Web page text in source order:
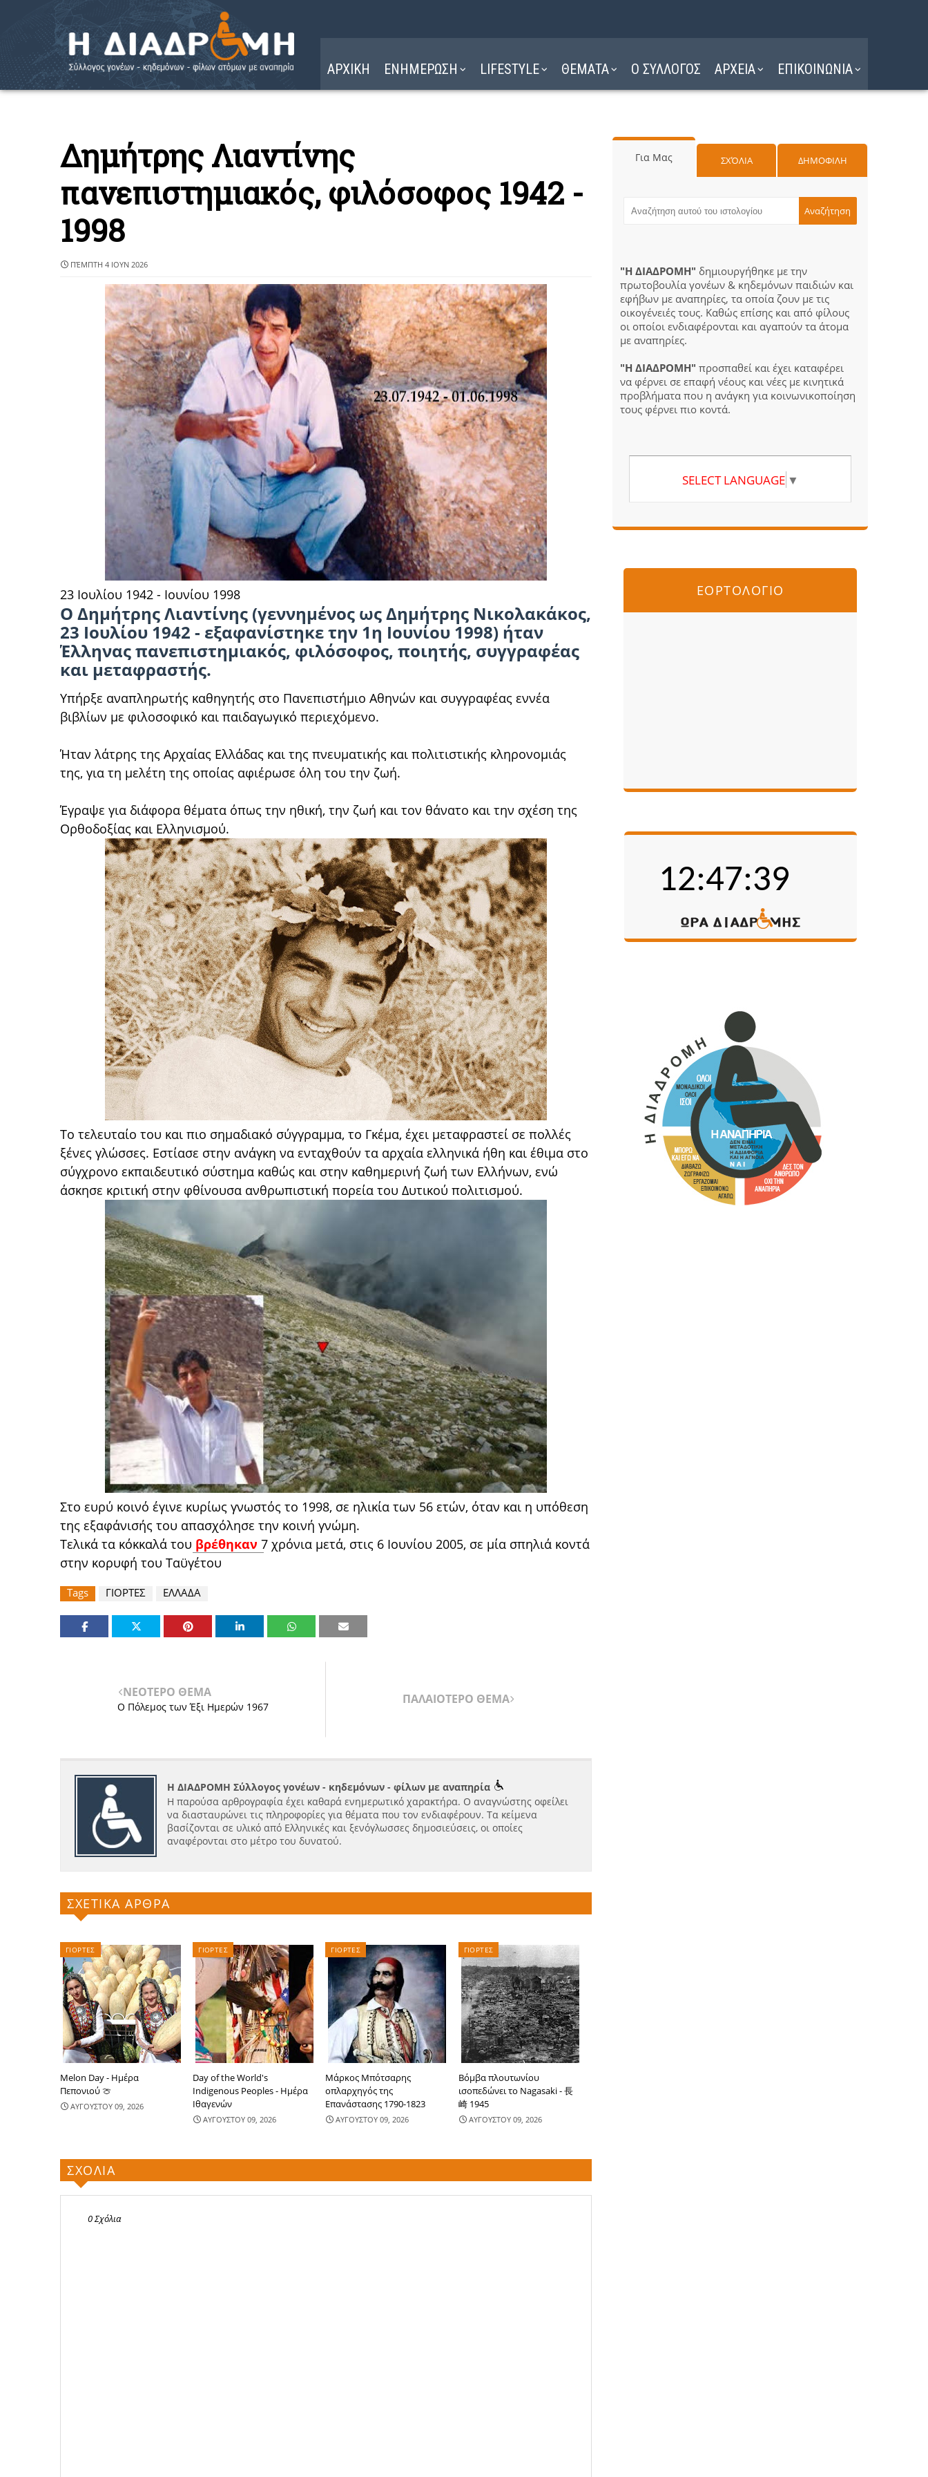
ΑΡΧΙΚΗ ΕΝΗΜΕΡΩΣΗ LIFESTYLE ΘΕΜΑΤΑ Ο ΣΥΛΛΟΓΟΣ ΑΡΧΕΙΑ ΕΠΙΚΟΙΝΩΝΙΑ
Δημήτρης Λιαντίνης
πανεπιστημιακός, φιλόσοφος 1942 -
1998
ΠΈΜΠΤΗ 4 ΙΟΥΝ 2026
23 Ιουλίου 1942 - Ιουνίου 1998
Ο Δημήτρης Λιαντίνης (γεννημένος ως Δημήτρης Νικολακάκος,
23 Ιουλίου 1942 - εξαφανίστηκε την 1η Ιουνίου 1998) ήταν
Έλληνας πανεπιστημιακός, φιλόσοφος, ποιητής, συγγραφέας
και μεταφραστής.
Υπήρξε αναπληρωτής καθηγητής στο Πανεπιστήμιο Αθηνών και συγγραφέας εννέα
βιβλίων με φιλοσοφικό και παιδαγωγικό περιεχόμενο.
Ήταν λάτρης της Αρχαίας Ελλάδας και της πνευματικής και πολιτιστικής κληρονομιάς
της, για τη μελέτη της οποίας αφιέρωσε όλη του την ζωή.
Έγραψε για διάφορα θέματα όπως την ηθική, την ζωή και τον θάνατο και την σχέση της
Ορθοδοξίας και Ελληνισμού.
Το τελευταίο του και πιο σημαδιακό σύγγραμμα, το Γκέμα, έχει μεταφραστεί σε πολλές
ξένες γλώσσες. Εστίασε στην ανάγκη να ενταχθούν τα αρχαία ελληνικά ήθη και έθιμα στο
σύγχρονο εκπαιδευτικό σύστημα καθώς και στην καθημερινή ζωή των Ελλήνων, ενώ
άσκησε κριτική στην φθίνουσα ανθρωπιστική πορεία του Δυτικού πολιτισμού.
Στο ευρύ κοινό έγινε κυρίως γνωστός το 1998, σε ηλικία των 56 ετών, όταν και η υπόθεση
της εξαφάνισής του απασχόλησε την κοινή γνώμη.
Τελικά τα κόκκαλά του βρέθηκαν 7 χρόνια μετά, στις 6 Ιουνίου 2005, σε μία σπηλιά κοντά
στην κορυφή του Ταϋγέτου
Tags ΓΙΟΡΤΕΣ ΕΛΛΑΔΑ
ΝΕΟΤΕΡΟ ΘΕΜΑ
Ο Πόλεμος των Έξι Ημερών 1967
ΠΑΛΑΙΟΤΕΡΟ ΘΕΜΑ
Η ΔΙΑΔΡΟΜΗ Σύλλογος γονέων - κηδεμόνων - φίλων με αναπηρία
Η παρούσα αρθρογραφία έχει καθαρά ενημερωτικό χαρακτήρα. Ο αναγνώστης οφείλει
να διασταυρώνει τις πληροφορίες για θέματα που τον ενδιαφέρουν. Τα κείμενα
βασίζονται σε υλικό από Ελληνικές και ξενόγλωσσες δημοσιεύσεις, οι οποίες
αναφέρονται στο μέτρο του δυνατού.
ΣΧΕΤΙΚΑ ΑΡΘΡΑ
ΓΙΟΡΤΕΣ
Melon Day - Ημέρα
Πεπονιού 🍈
ΑΥΓΟΥΣΤΟΥ 09, 2026
ΓΙΟΡΤΕΣ
Day of the World's
Indigenous Peoples - Ημέρα
Ιθαγενών
ΑΥΓΟΥΣΤΟΥ 09, 2026
ΓΙΟΡΤΕΣ
Μάρκος Μπότσαρης
οπλαρχηγός της
Επανάστασης 1790-1823
ΑΥΓΟΥΣΤΟΥ 09, 2026
ΓΙΟΡΤΕΣ
Βόμβα πλουτωνίου
ισοπεδώνει το Nagasaki - 長
崎 1945
ΑΥΓΟΥΣΤΟΥ 09, 2026
ΣΧΟΛΙΑ
0 Σχόλια
Για Μας ΣΧΌΛΙΑ ΔΗΜΟΦΙΛΗ
"Η ΔΙΑΔΡΟΜΗ" δημιουργήθηκε με την
πρωτοβουλία γονέων & κηδεμόνων παιδιών και
εφήβων με αναπηρίες, τα οποία ζουν με τις
οικογένειές τους. Καθώς επίσης και από φίλους
οι οποίοι ενδιαφέρονται και αγαπούν τα άτομα
με αναπηρίες.
"Η ΔΙΑΔΡΟΜΗ" προσπαθεί και έχει καταφέρει
να φέρνει σε επαφή νέους και νέες με κινητικά
προβλήματα που η ανάγκη για κοινωνικοποίηση
τους φέρνει πιο κοντά.
SELECT LANGUAGE ▼
ΕΟΡΤΟΛΟΓΙΟ